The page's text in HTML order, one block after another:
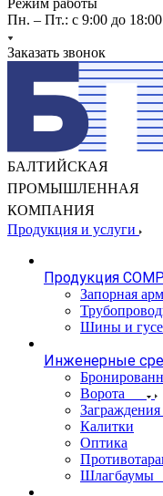
Режим работы
Пн. – Пт.: с 9:00 до 18:00
Заказать звонок
БАЛТИЙСКАЯ
ПРОМЫШЛЕННАЯ
КОМПАНИЯ
Продукция и услуги
Продукция
Запорная
Шины и
Инженерные
Ворота
Заграждения
Калитки
Оптика
Шлагбаумы